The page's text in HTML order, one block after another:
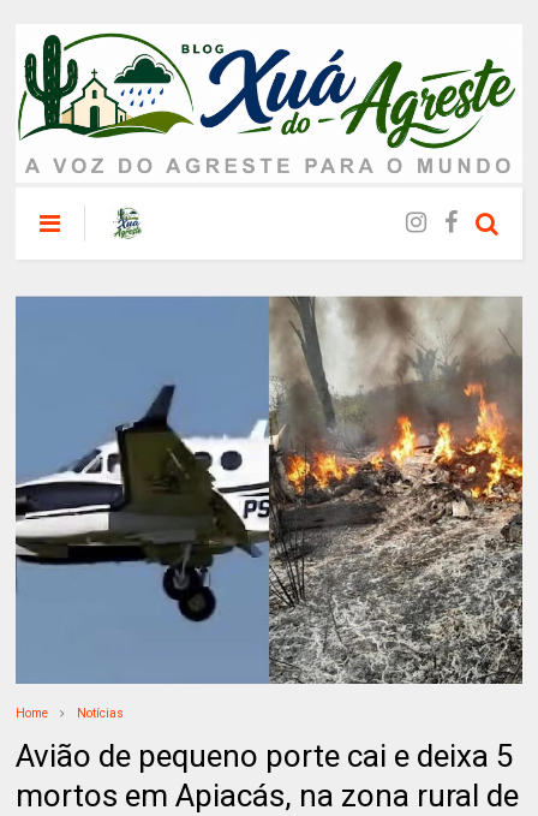
Home Notícias
Avião de pequeno porte cai e deixa 5
mortos em Apiacás, na zona rural de